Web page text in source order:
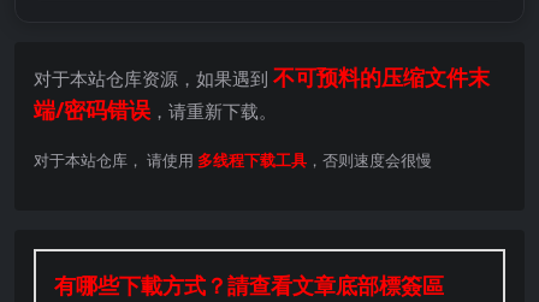
对于本站仓库资源，如果遇到 不可预料的压缩文件末
端/密码错误 ，请重新下载。
对于本站仓库， 请使用 多线程下载工具 ，否则速度会很慢
有哪些下載方式？請查看文章底部標簽區